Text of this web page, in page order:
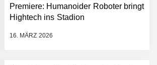
Premiere: Humanoider Roboter bringt
Hightech ins Stadion
16. MÄRZ 2026
Amazon Web Services
starten strategische
AI breit auszurollen